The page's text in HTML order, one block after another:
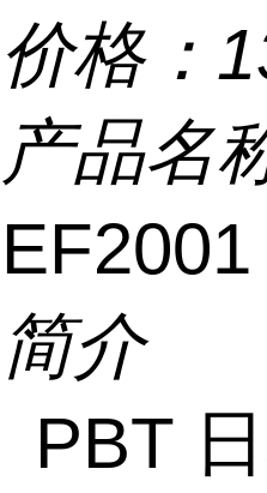
价格：
产品名
EF2001
简介
PBT